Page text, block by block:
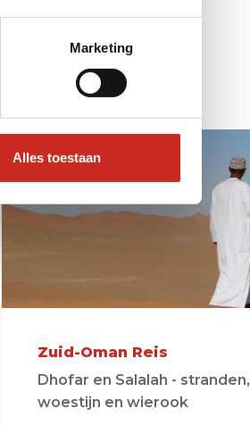
Marketing
Alles toestaan
Zuid-Oman Reis
Dhofar en Salalah - stranden,
woestijn en wierook